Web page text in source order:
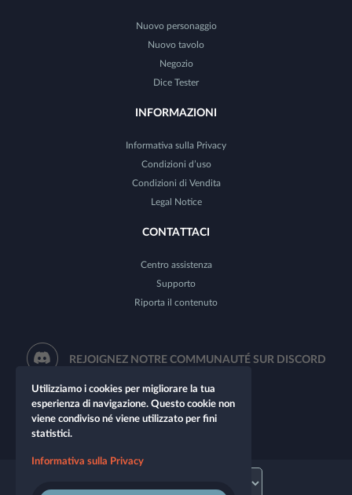
Nuovo personaggio
Nuovo tavolo
Negozio
Dice Tester
INFORMAZIONI
Informativa sulla Privacy
Condizioni d’uso
Condizioni di Vendita
Legal Notice
CONTATTACI
Centro assistenza
Supporto
Riporta il contenuto
REJOIGNEZ NOTRE COMMUNAUTÉ SUR DISCORD
Utilizziamo i cookies per migliorare la tua
esperienza di navigazione. Questo cookie non
viene condiviso né viene utilizzato per fini
statistici.
Informativa sulla Privacy